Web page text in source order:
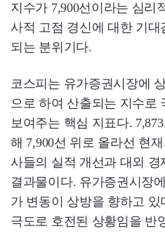
지수가 7,900선이라는 심리
사적 고점 경신에 대한 기
되는 분위기다.
코스피는 유가증권시장에
으로 하여 산출되는 지수로
보여주는 핵심 지표다.
해 7,900선 위로 올라선 현
사들의 실적 개선과 대외
결과물이다. 유가증권시장
가 변동이 상방을 향하고
극도로 호전된 상황임을 반